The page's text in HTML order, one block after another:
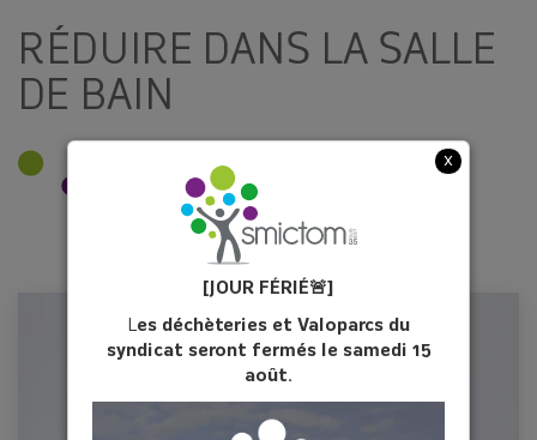
x
[JOUR FÉRIÉ🚨]
Les déchèteries et Valoparcs du
syndicat seront fermés le samedi 15
août.
RÉDUIRE DANS LA SALLE
DE BAIN